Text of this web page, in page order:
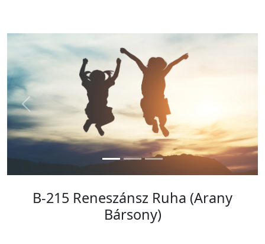
Previous
B-215 Reneszánsz Ruha (Arany
Bársony)